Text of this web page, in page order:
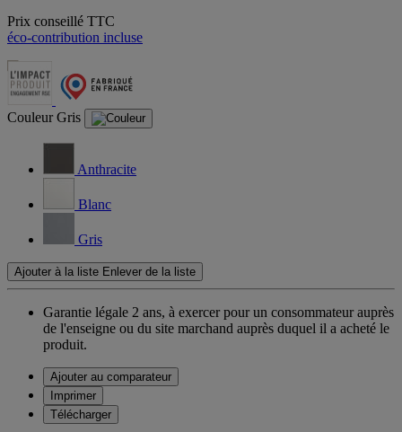
Prix conseillé TTC
éco-contribution incluse
Couleur Gris
Anthracite
Blanc
Gris
Ajouter à la liste Enlever de la liste
Garantie légale 2 ans, à exercer pour un consommateur auprès
de l'enseigne ou du site marchand auprès duquel il a acheté le
produit.
Ajouter au comparateur
Imprimer
Télécharger